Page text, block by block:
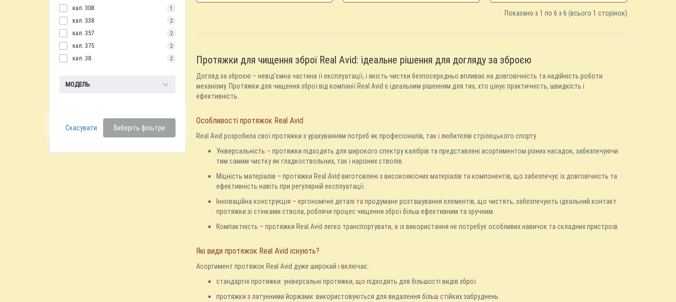
кал. 308 1
кал. 338 2
кал. 357 2
кал. 375 2
кал. 38 2
МОДЕЛЬ
Скасувати Виберіть фільтри
Показано з 1 по 6 з 6 (всього 1 сторінок)
Протяжки для чищення зброї Real Avid: ідеальне рішення для догляду за зброєю
Догляд за зброєю – невід'ємна частина її експлуатації, і якість чистки безпосередньо впливає на довговічність та надійність роботи
механізму. Протяжки для чищення зброї від компанії Real Avid є ідеальним рішенням для тих, хто цінує практичність, швидкість і
ефективність.
Особливості протяжок Real Avid
Real Avid розробила свої протяжки з урахуванням потреб як професіоналів, так і любителів стрілецького спорту.
Універсальність – протяжки підходять для широкого спектру калібрів та представлені асортиментом різних насадок, забезпечуючи
тим самим чистку як гладкоствольних, так і нарізних стволів.
Міцність матеріалів – протяжки Real Avid виготовлені з високоякісних матеріалів та компонентів, що забезпечує їх довговічність та
ефективність навіть при регулярній експлуатації.
Інноваційна конструкція – ергономічні деталі та продумане розташування елементів, що чистять, забезпечують ідеальний контакт
протяжки зі стінками ствола, роблячи процес чищення зброї більш ефективним та зручним.
Компактність – протяжки Real Avid легко транспортувати, а їх використання не потребує особливих навичок та складних пристроїв.
Які види протяжок Real Avid існують?
Асортимент протяжок Real Avid дуже широкий і включає:
стандартні протяжки: універсальні протяжки, що підходять для більшості видів зброї.
протяжки з латунними йоржами: використовуються для видалення більш стійких забруднень.